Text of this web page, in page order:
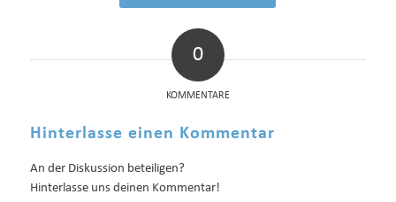
0
KOMMENTARE
Hinterlasse einen Kommentar
An der Diskussion beteiligen?
Hinterlasse uns deinen Kommentar!